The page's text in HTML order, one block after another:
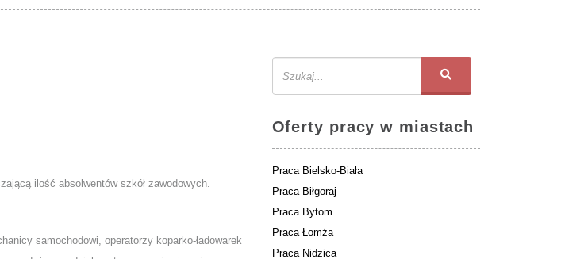
ilość absolwentów szkół zawodowych.
samochodowi, operatorzy koparko-ładowarek
Oferty pracy w miastach
Praca Bielsko-Biała
Praca Biłgoraj
Praca Bytom
Praca Łomża
Praca Nidzica